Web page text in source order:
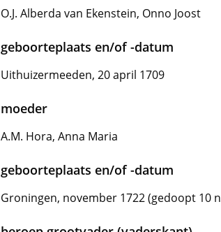
O.J. Alberda van Ekenstein, Onno Joost
geboorteplaats en/of -datum
Uithuizermeeden, 20 april 1709
moeder
A.M. Hora, Anna Maria
geboorteplaats en/of -datum
Groningen, november 1722 (gedoopt 10